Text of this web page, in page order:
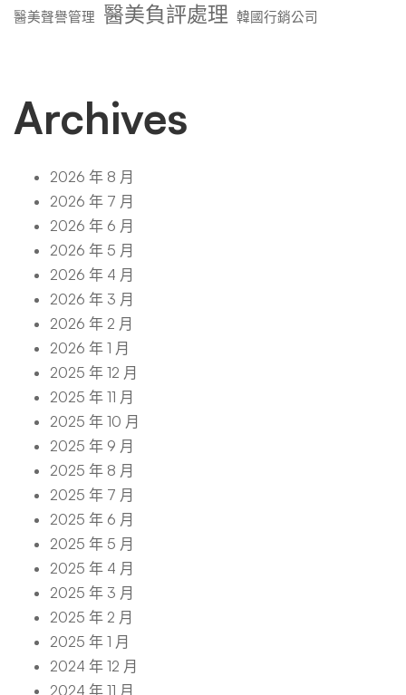
醫美聲譽管理 醫美負評處理 韓國行銷公司
Archives
2026 年 8 月
2026 年 7 月
2026 年 6 月
2026 年 5 月
2026 年 4 月
2026 年 3 月
2026 年 2 月
2026 年 1 月
2025 年 12 月
2025 年 11 月
2025 年 10 月
2025 年 9 月
2025 年 8 月
2025 年 7 月
2025 年 6 月
2025 年 5 月
2025 年 4 月
2025 年 3 月
2025 年 2 月
2025 年 1 月
2024 年 12 月
2024 年 11 月